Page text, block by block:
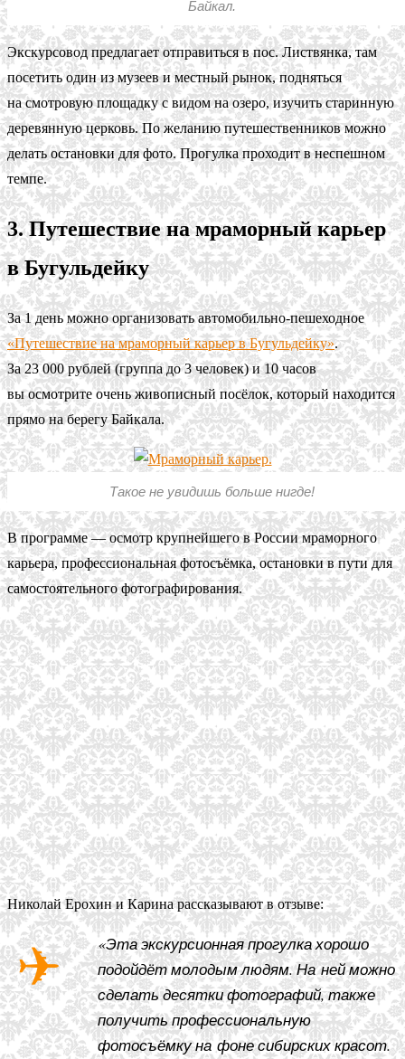
Байкал.
Экскурсовод предлагает отправиться в пос. Листвянка, там
посетить один из музеев и местный рынок, подняться
на смотровую площадку с видом на озеро, изучить старинную
деревянную церковь. По желанию путешественников можно
делать остановки для фото. Прогулка проходит в неспешном
темпе.
3. Путешествие на мраморный карьер
в Бугульдейку
За 1 день можно организовать автомобильно-пешеходное
«Путешествие на мраморный карьер в Бугульдейку».
За 23 000 рублей (группа до 3 человек) и 10 часов
вы осмотрите очень живописный посёлок, который находится
прямо на берегу Байкала.
Такое не увидишь больше нигде!
В программе — осмотр крупнейшего в России мраморного
карьера, профессиональная фотосъёмка, остановки в пути для
самостоятельного фотографирования.
Николай Ерохин и Карина рассказывают в отзыве:
«Эта экскурсионная прогулка хорошо
подойдёт молодым людям. На ней можно
сделать десятки фотографий, также
получить профессиональную
фотосъёмку на фоне сибирских красот.